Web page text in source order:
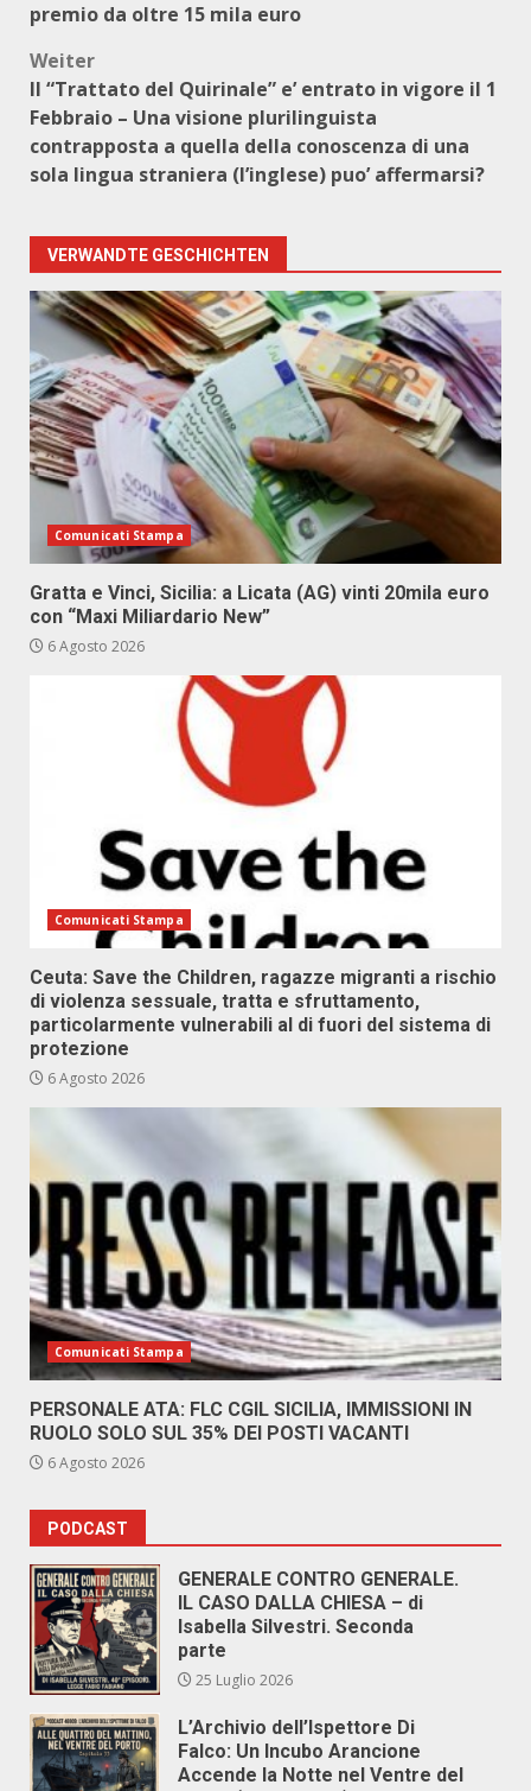
premio da oltre 15 mila euro
Weiter
Il “Trattato del Quirinale” e’ entrato in vigore il 1
Febbraio – Una visione plurilinguista
contrapposta a quella della conoscenza di una
sola lingua straniera (l’inglese) puo’ affermarsi?
VERWANDTE GESCHICHTEN
Comunicati Stampa
Gratta e Vinci, Sicilia: a Licata (AG) vinti 20mila euro
con “Maxi Miliardario New”
6 Agosto 2026
Comunicati Stampa
Ceuta: Save the Children, ragazze migranti a rischio
di violenza sessuale, tratta e sfruttamento,
particolarmente vulnerabili al di fuori del sistema di
protezione
6 Agosto 2026
Comunicati Stampa
PERSONALE ATA: FLC CGIL SICILIA, IMMISSIONI IN
RUOLO SOLO SUL 35% DEI POSTI VACANTI
6 Agosto 2026
PODCAST
GENERALE CONTRO GENERALE.
IL CASO DALLA CHIESA – di
Isabella Silvestri. Seconda
parte
25 Luglio 2026
L’Archivio dell’Ispettore Di
Falco: Un Incubo Arancione
Accende la Notte nel Ventre del